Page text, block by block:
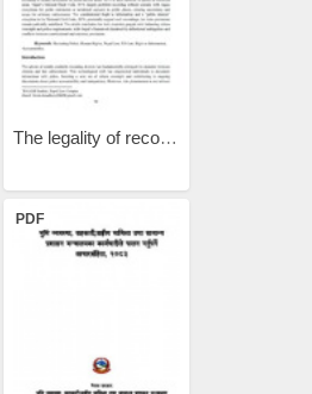
The legality of recording...
PDF